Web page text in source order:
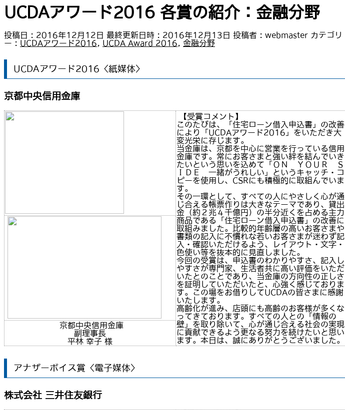
UCDAアワード2016 各賞の紹介：金融分野
投稿日 : 2016年12月12日 最終更新日時 : 2016年12月13日 投稿者 : webmaster カテゴリ
ー : UCDAアワード2016, UCDA Award 2016, 金融分野
UCDAアワード2016〈紙媒体〉
京都中央信用金庫
【受賞コメント】
このたびは、「住宅ローン借入申込書」の改善
により「UCDAアワード2016」をいただき大
変光栄に存じます。
当金庫は、京都を中心に営業を行っている信用
金庫です。常にお客さまと強い絆を結んでいき
たいという思いを込めて「ＯＮ ＹＯＵＲ Ｓ
ＩＤＥ 一緒がうれしい」というキャッチ・コ
ピーを使用し、CSRにも積極的に取組んでいま
す。
その一環として、すべての人にやさしく心が通
じ合える帳票作りは大きなテーマであり、貸出
金（約２兆４千億円）の半分近くを占める主力
商品である「住宅ローン借入申込書」の改善に
取組みました。比較的年齢層の高いお客さまや
書類の記入に不慣れな若いお客さまが迷わず記
入・確認いただけるよう、レイアウト・文字・
色使い等を抜本的に見直しました。
今回の受賞は、申込書のわかりやすさ、記入し
やすさが専門家、生活者共に高い評価をいただ
いたとのことであり、当金庫の方向性の正しさ
を証明していただいたと、心強く感じておりま
す。この場をお借りしてUCDAの皆さまに感謝
いたします。
高齢化が進み、店頭にも高齢のお客様が多くな
ってきております。すべての人との「情報の
壁」を取り除いて、心が通じ合える社会の実現
に貢献できるよう更なる努力を続けたいと思い
ます。本日は、誠にありがとうございました。
京都中央信用金庫
副理事長
平林 幸子 様
アナザーボイス賞〈電子媒体〉
株式会社 三井住友銀行